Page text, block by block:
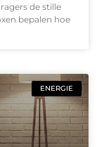
de stille
bepalen hoe
ENERGIE